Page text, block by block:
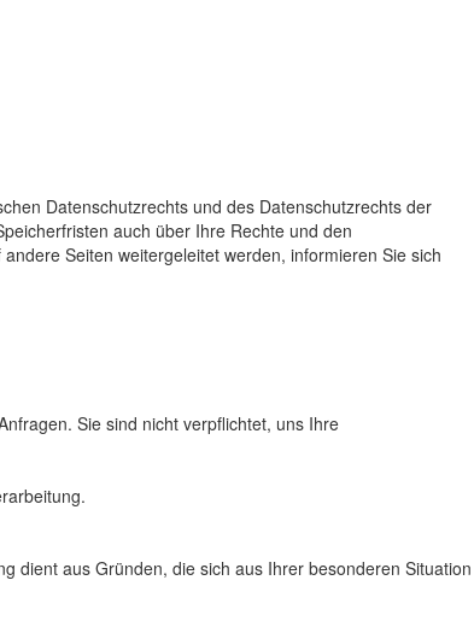
Datenschutzrechts und des Datenschutzrechts der
auch über Ihre Rechte und den
Seiten weitergeleitet werden, informieren Sie sich
Sie sind nicht verpflichtet, uns Ihre
dient aus Gründen, die sich aus Ihrer besonderen Situation